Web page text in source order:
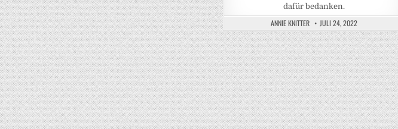
dafür bedanken.
ANNIE KNITTER JULI 24, 2022